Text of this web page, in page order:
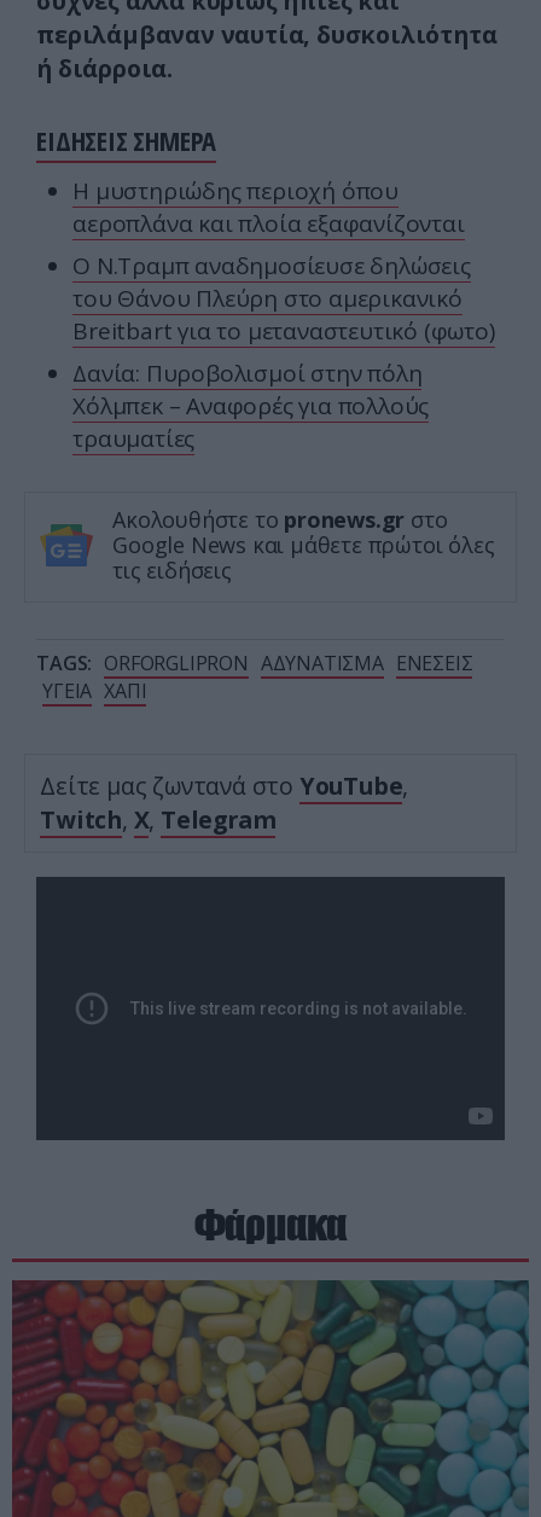
περιλάμβαναν ναυτία, δυσκοιλιότητα
ή διάρροια.
ΕΙΔΗΣΕΙΣ ΣΗΜΕΡΑ
Η μυστηριώδης περιοχή όπου
αεροπλάνα και πλοία εξαφανίζονται
Ο Ν.Τραμπ αναδημοσίευσε δηλώσεις
του Θάνου Πλεύρη στο αμερικανικό
Breitbart για το μεταναστευτικό (φωτο)
Δανία: Πυροβολισμοί στην πόλη
Χόλμπεκ – Αναφορές για πολλούς
τραυματίες
Ακολουθήστε το pronews.gr στο
Google News και μάθετε πρώτοι όλες
τις ειδήσεις
TAGS: ORFORGLIPRON ΑΔΥΝΑΤΙΣΜΑ ΕΝΕΣΕΙΣ
ΥΓΕΙΑ ΧΑΠΙ
Δείτε μας ζωντανά στο YouTube,
Twitch, X, Telegram
Φάρμακα